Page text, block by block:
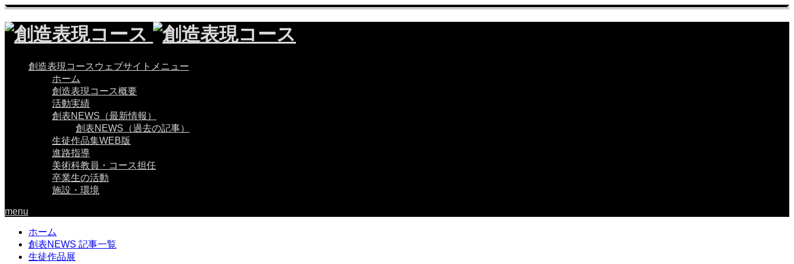
創造表現コースウェブサイトメニュー
ホーム
創造表現コース概要
活動実績
創表NEWS（最新情報）
創表NEWS（過去の記事）
生徒作品集WEB版
進路指導
美術科教員・コース担任
卒業生の活動
施設・環境
menu
ホーム
創表NEWS 記事一覧
生徒作品展